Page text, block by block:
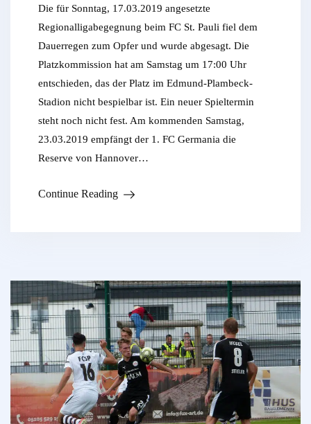
Die für Sonntag, 17.03.2019 angesetzte
Regionalligabegegnung beim FC St. Pauli fiel dem
Dauerregen zum Opfer und wurde abgesagt. Die
Platzkommission hat am Samstag um 17:00 Uhr
entschieden, das der Platz im Edmund-Plambeck-
Stadion nicht bespielbar ist. Ein neuer Spieltermin
steht noch nicht fest. Am kommenden Samstag,
23.03.2019 empfängt der 1. FC Germania die
Reserve von Hannover…
Continue Reading